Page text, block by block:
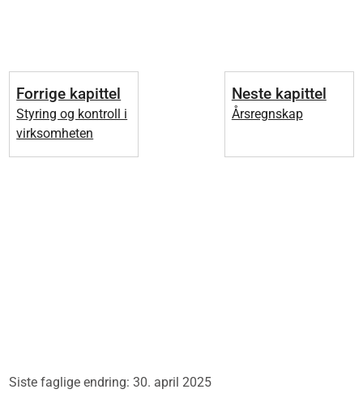
Forrige kapittel
Styring og kontroll i
virksomheten
Neste kapittel
Årsregnskap
Siste faglige endring: 30. april 2025